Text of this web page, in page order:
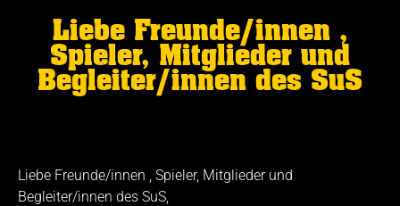
Liebe Freunde/innen ,
Spieler, Mitglieder und
Begleiter/innen des SuS
Liebe Freunde/innen , Spieler, Mitglieder und
Begleiter/innen des SuS,